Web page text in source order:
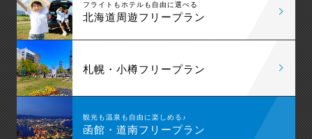
フライトもホテルも自由に選べる
北海道周遊フリープラン
札幌・小樽フリープラン
観光も温泉も自由に楽しめる♪
函館・道南フリープラン